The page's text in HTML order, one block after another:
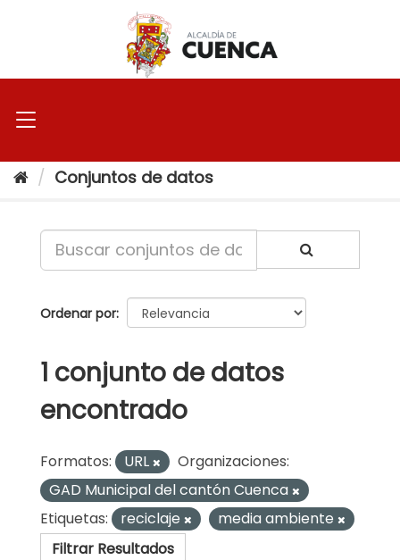
Conjuntos de datos
Ordenar por
1 conjunto de datos
encontrado
Formatos: URL
Organizaciones:
GAD Municipal del cantón Cuenca
Etiquetas:
reciclaje
media ambiente
Filtrar Resultados